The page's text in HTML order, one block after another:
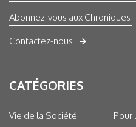
Abonnez-vous aux Chroniques
Contactez-nous
CATÉGORIES
Vie de la Société
Pour